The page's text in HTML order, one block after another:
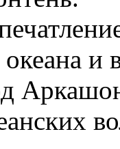
океана